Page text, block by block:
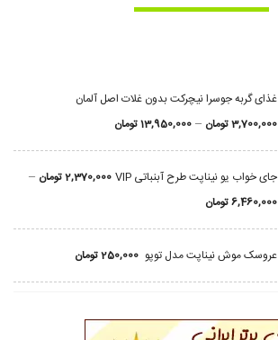
غذای گربه جوسرا نیچرکت بدون غلات اصل آلمان
3,700,000تومان –
13,950,000تومان
جای خواب یو نیناپت طرح آبنباتی VIP 2,370,000تومان –
6,460,000تومان
عروسک موش نیناپت مدل توپو 250,000تومان